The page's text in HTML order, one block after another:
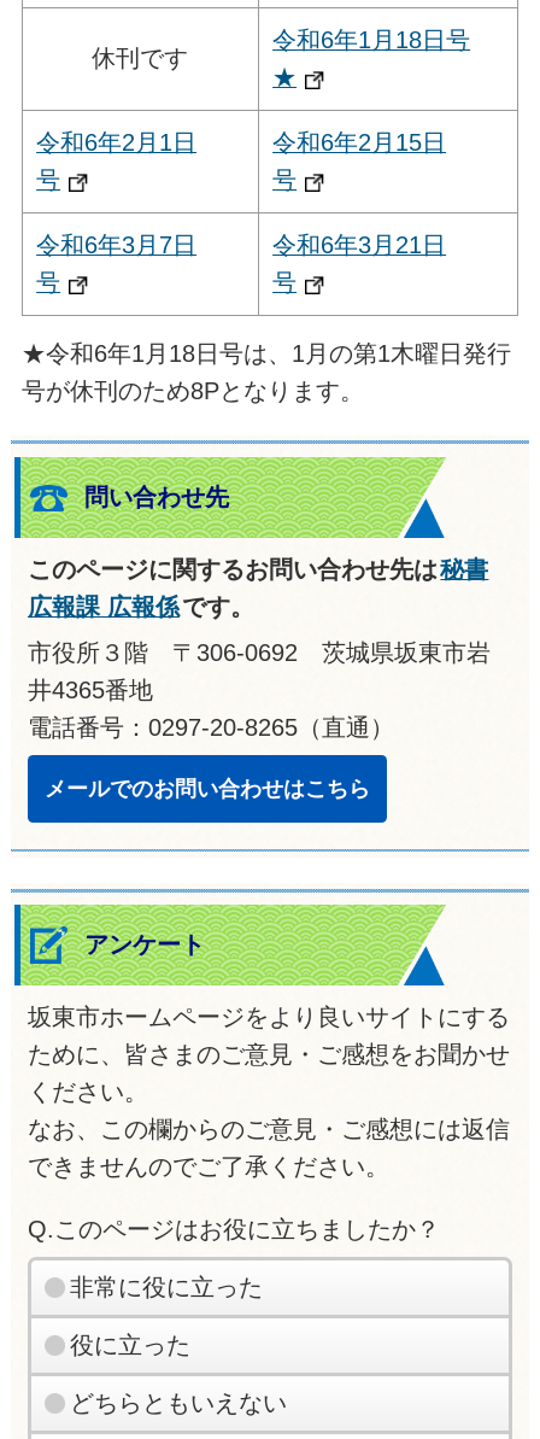
休刊です
令和6年1月18日号
★
令和6年2月1日
号
令和6年2月15日
号
令和6年3月7日
号
令和6年3月21日
号
★令和6年1月18日号は、1月の第1木曜日発行
号が休刊のため8Pとなります。
問い合わせ先
このページに関するお問い合わせ先は秘書
広報課 広報係です。
市役所３階 〒306-0692 茨城県坂東市岩
井4365番地
電話番号：0297-20-8265（直通）
メールでのお問い合わせはこちら
アンケート
坂東市ホームページをより良いサイトにする
ために、皆さまのご意見・ご感想をお聞かせ
ください。
なお、この欄からのご意見・ご感想には返信
できませんのでご了承ください。
Q.このページはお役に立ちましたか？
非常に役に立った
役に立った
どちらともいえない